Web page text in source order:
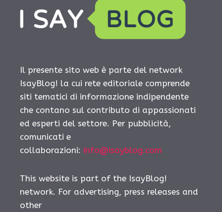
Il presente sito web è parte del network
IsayBlog! la cui rete editoriale comprende
siti tematici di informazione indipendente
che contano sul contributo di appassionati
ed esperti del settore. Per pubblicità,
comunicati e
collaborazioni: info@isayblog.com
This website is part of the IsayBlog!
network. For advertising, press releases and
other